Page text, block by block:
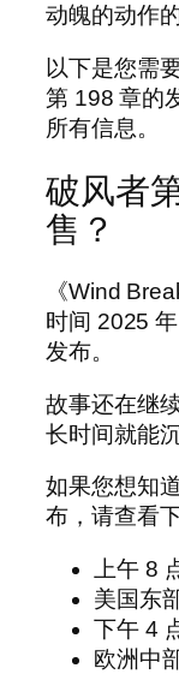
动魄的动作
以下是您需
第 198 章的
所有信息。
破风者
售？
《Wind
时间 2025
发布。
故事还在继
长时间就能
如果您想知
布，请查看
上午 8
美国东
下午 4
欧洲中